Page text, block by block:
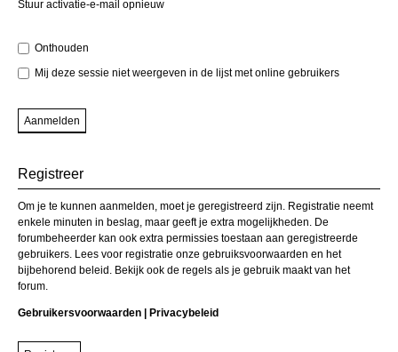
Stuur activatie-e-mail opnieuw
Onthouden
Mij deze sessie niet weergeven in de lijst met online gebruikers
Registreer
Om je te kunnen aanmelden, moet je geregistreerd zijn. Registratie neemt
enkele minuten in beslag, maar geeft je extra mogelijkheden. De
forumbeheerder kan ook extra permissies toestaan aan geregistreerde
gebruikers. Lees voor registratie onze gebruiksvoorwaarden en het
bijbehorend beleid. Bekijk ook de regels als je gebruik maakt van het
forum.
Gebruikersvoorwaarden Privacybeleid